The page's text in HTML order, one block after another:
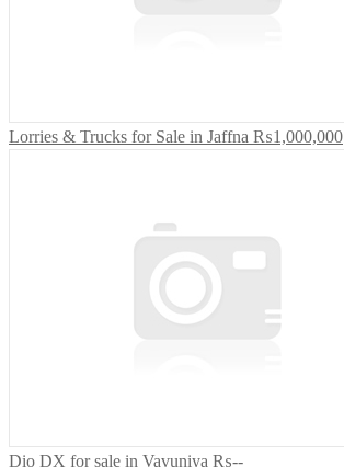
Lorries & Trucks for Sale in Jaffna ₨1,000,000
Dio DX for sale in Vavuniya ₨--